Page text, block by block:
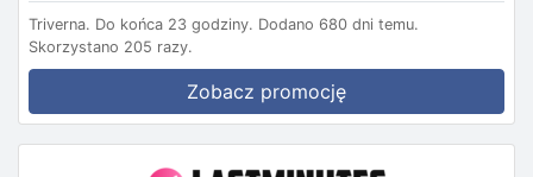
Triverna. Do końca 23 godziny. Dodano 680 dni temu.
Skorzystano 205 razy.
Zobacz promocję